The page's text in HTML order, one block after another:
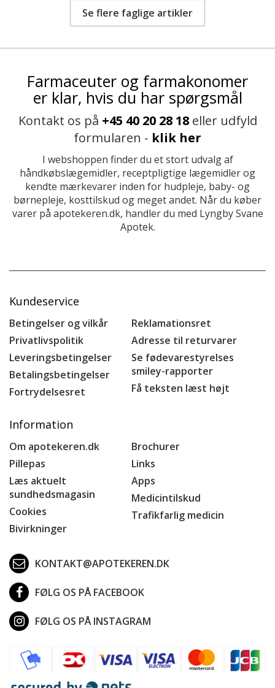
Se flere faglige artikler
Farmaceuter og farmakonomer
er klar, hvis du har spørgsmål
Kontakt os på +45 40 20 28 18eller udfyld
formularen - klik her
I webshoppen finder du et stort udvalg af
håndkøbslægemidler, receptpligtige lægemidler og
kendte mærkevarer inden for hudpleje, baby- og
børnepleje, kosttilskud og meget andet. Når du køber
varer på apotekeren.dk, handler du med Lyngby Svane
Apotek.
Kundeservice
Betingelser og vilkår
Privatlivspolitik
Leveringsbetingelser
Betalingsbetingelser
Fortrydelsesret
Reklamationsret
Adresse til returvarer
Se fødevarestyrelses
smiley-rapporter
Få teksten læst højt
Information
Om apotekeren.dk
Pillepas
Læs aktuelt
sundhedsmagasin
Cookies
Bivirkninger
Brochurer
Links
Apps
Medicintilskud
Trafikfarlig medicin
KONTAKT@APOTEKEREN.DK
FØLG OS PÅ FACEBOOK
FØLG OS PÅ INSTAGRAM